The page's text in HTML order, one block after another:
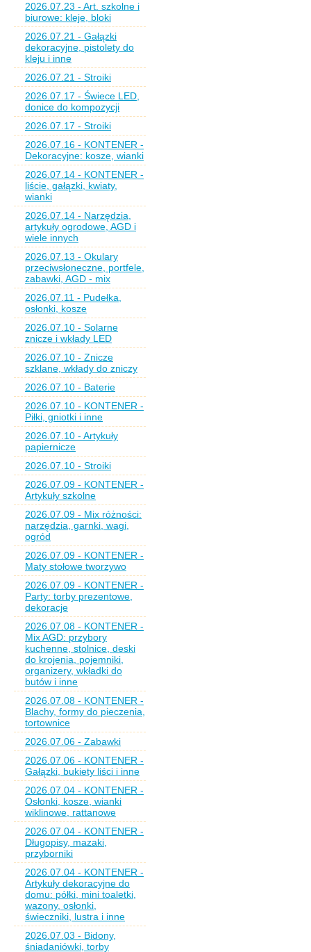
2026.07.23 - Art. szkolne i
biurowe: kleje, bloki
2026.07.21 - Gałązki
dekoracyjne, pistolety do
kleju i inne
2026.07.21 - Stroiki
2026.07.17 - Świece LED,
donice do kompozycji
2026.07.17 - Stroiki
2026.07.16 - KONTENER -
Dekoracyjne: kosze, wianki
2026.07.14 - KONTENER -
liście, gałązki, kwiaty,
wianki
2026.07.14 - Narzędzia,
artykuły ogrodowe, AGD i
wiele innych
2026.07.13 - Okulary
przeciwsłoneczne, portfele,
zabawki, AGD - mix
2026.07.11 - Pudełka,
osłonki, kosze
2026.07.10 - Solarne
znicze i wkłady LED
2026.07.10 - Znicze
szklane, wkłady do zniczy
2026.07.10 - Baterie
2026.07.10 - KONTENER -
Piłki, gniotki i inne
2026.07.10 - Artykuły
papiernicze
2026.07.10 - Stroiki
2026.07.09 - KONTENER -
Artykuły szkolne
2026.07.09 - Mix różności:
narzędzia, garnki, wagi,
ogród
2026.07.09 - KONTENER -
Maty stołowe tworzywo
2026.07.09 - KONTENER -
Party: torby prezentowe,
dekoracje
2026.07.08 - KONTENER -
Mix AGD: przybory
kuchenne, stolnice, deski
do krojenia, pojemniki,
organizery, wkładki do
butów i inne
2026.07.08 - KONTENER -
Blachy, formy do pieczenia,
tortownice
2026.07.06 - Zabawki
2026.07.06 - KONTENER -
Gałązki, bukiety liści i inne
2026.07.04 - KONTENER -
Osłonki, kosze, wianki
wiklinowe, rattanowe
2026.07.04 - KONTENER -
Długopisy, mazaki,
przyborniki
2026.07.04 - KONTENER -
Artykuły dekoracyjne do
domu: półki, mini toaletki,
wazony, osłonki,
świeczniki, lustra i inne
2026.07.03 - Bidony,
śniadaniówki, torby